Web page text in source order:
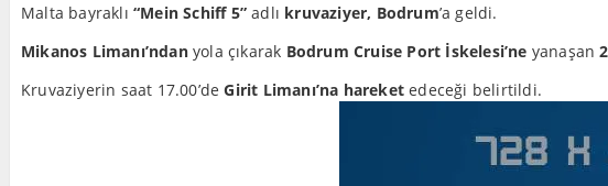
Malta bayraklı “Mein Schiff 5” adlı kruvaziyer, Bodrum’a geldi.
Mikanos Limanı’ndanyola çıkarak Bodrum Cruise Port İskelesi’ne yanaşan
Kruvaziyerin saat 17.00’deGirit Limanı’na hareket edeceği belirtildi.